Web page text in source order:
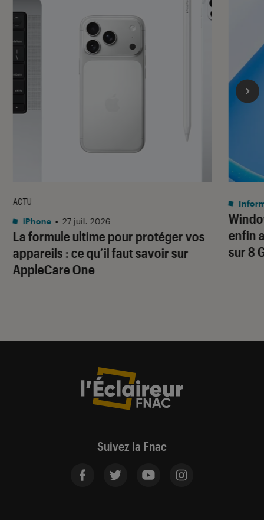
La formule ultime pour protéger vos
appareils : ce qu’il faut savoir sur
AppleCare One
ACTU
iPhone • 27 juil. 2026
enfin
sur 8
Suivez la Fnac